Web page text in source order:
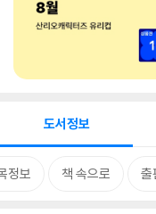
도서정보
정보 책 속으로 출